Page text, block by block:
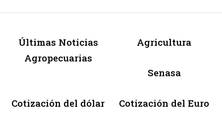
Últimas Noticias
Agropecuarias
Agricultura
Senasa
Cotización del dólar Cotización del Euro